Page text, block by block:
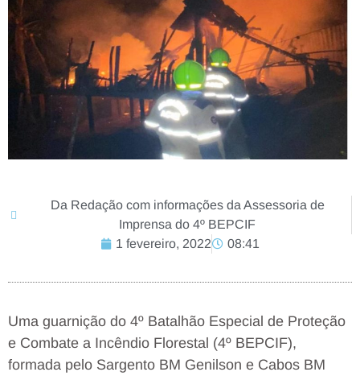
Da Redação com informações da Assessoria de
Imprensa do 4º BEPCIF
1 fevereiro, 2022
08:41
Uma guarnição do 4º Batalhão Especial de Proteção
e Combate a Incêndio Florestal (4º BEPCIF),
formada pelo Sargento BM Genilson e Cabos BM